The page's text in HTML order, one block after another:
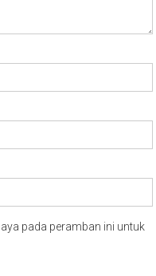
pada peramban ini untuk